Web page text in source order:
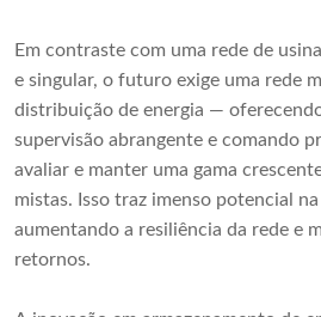
Em contraste com uma rede de
e singular, o futuro exige uma rede
distribuição de energia —
supervisão abrangente e comando
avaliar e manter uma gama
mistas. Isso traz imenso potencial
aumentando a resiliência da rede e
retornos.